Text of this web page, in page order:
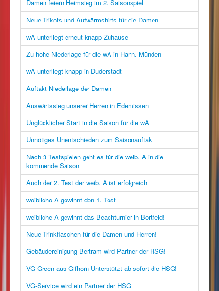
Damen feiern Heimsieg im 2. Saisonspiel
Neue Trikots und Aufwärmshirts für die Damen
wA unterliegt erneut knapp Zuhause
Zu hohe Niederlage für die wA in Hann. Münden
wA unterliegt knapp in Duderstadt
Auftakt Niederlage der Damen
Auswärtssieg unserer Herren in Edemissen
Unglücklicher Start in die Saison für die wA
Unnötiges Unentschieden zum Saisonauftakt
Nach 3 Testspielen geht es für die weib. A in die
kommende Saison
Auch der 2. Test der weib. A ist erfolgreich
weibliche A gewinnt den 1. Test
weibliche A gewinnt das Beachturnier in Bortfeld!
Neue Trinkflaschen für die Damen und Herren!
Gebäudereinigung Bertram wird Partner der HSG!
VG Green aus Gifhorn Unterstützt ab sofort die HSG!
VG-Service wird ein Partner der HSG